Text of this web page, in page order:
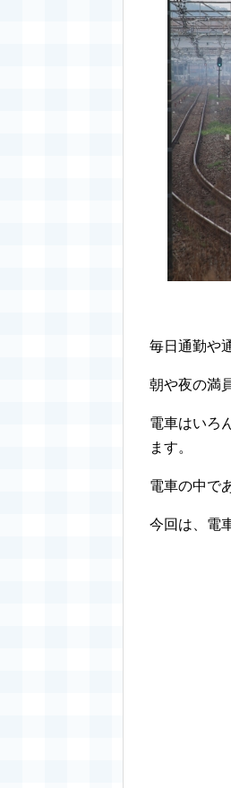
毎日通勤や
朝や夜の満
電車はいろ
ます。
電車の中で
今回は、電